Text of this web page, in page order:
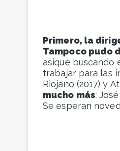
Primero, la
Tampoco pudo
asique buscando
trabajar para las
Riojano (2017) y
mucho más:
Se esperan